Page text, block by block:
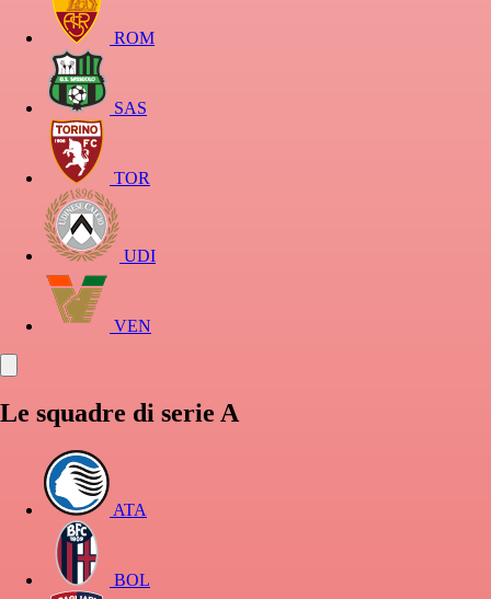
ROM
SAS
TOR
UDI
VEN
Le squadre di serie A
ATA
BOL